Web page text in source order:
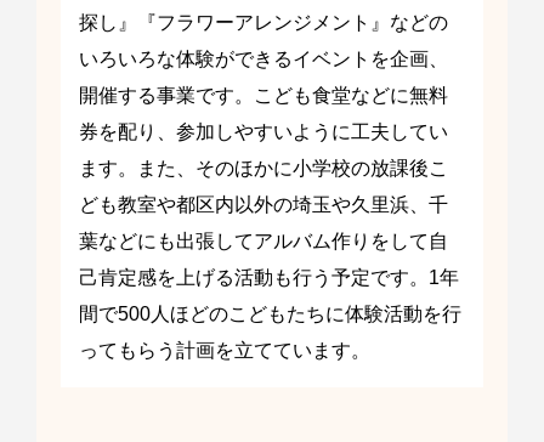
探し』『フラワーアレンジメント』などの
いろいろな体験ができるイベントを企画、
開催する事業です。こども食堂などに無料
券を配り、参加しやすいように工夫してい
ます。また、そのほかに小学校の放課後こ
ども教室や都区内以外の埼玉や久里浜、千
葉などにも出張してアルバム作りをして自
己肯定感を上げる活動も行う予定です。1年
間で500人ほどのこどもたちに体験活動を行
ってもらう計画を立てています。